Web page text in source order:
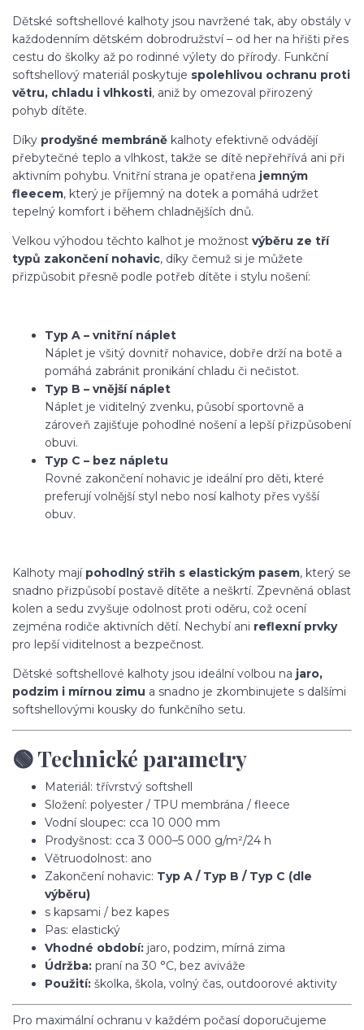
Dětské softshellové kalhoty jsou navržené tak, aby obstály v
každodenním dětském dobrodružství – od her na hřišti přes
cestu do školky až po rodinné výlety do přírody. Funkční
softshellový materiál poskytuje spolehlivou ochranu proti
větru, chladu i vlhkosti, aniž by omezoval přirozený
pohyb dítěte.
Díky prodyšné membráně kalhoty efektivně odvádějí
přebytečné teplo a vlhkost, takže se dítě nepřehřívá ani při
aktivním pohybu. Vnitřní strana je opatřena jemným
fleecem, který je příjemný na dotek a pomáhá udržet
tepelný komfort i během chladnějších dnů.
Velkou výhodou těchto kalhot je možnost výběru ze tří
typů zakončení nohavic, díky čemuž si je můžete
přizpůsobit přesně podle potřeb dítěte i stylu nošení:
Typ A – vnitřní náplet
Náplet je všitý dovnitř nohavice, dobře drží na botě a
pomáhá zabránit pronikání chladu či nečistot.
Typ B – vnější náplet
Náplet je viditelný zvenku, působí sportovně a
zároveň zajišťuje pohodlné nošení a lepší přizpůsobení
obuvi.
Typ C – bez nápletu
Rovné zakončení nohavic je ideální pro děti, které
preferují volnější styl nebo nosí kalhoty přes vyšší
obuv.
Kalhoty mají pohodlný střih s elastickým pasem, který se
snadno přizpůsobí postavě dítěte a neškrtí. Zpevněná oblast
kolen a sedu zvyšuje odolnost proti oděru, což ocení
zejména rodiče aktivních dětí. Nechybí ani reflexní prvky
pro lepší viditelnost a bezpečnost.
Dětské softshellové kalhoty jsou ideální volbou na jaro,
podzim i mírnou zimu a snadno je zkombinujete s dalšími
softshellovými kousky do funkčního setu.
🟢 Technické parametry
Materiál: třívrstvý softshell
Složení: polyester / TPU membrána / fleece
Vodní sloupec: cca 10 000 mm
Prodyšnost: cca 3 000–5 000 g/m²/24 h
Větruodolnost: ano
Zakončení nohavic: Typ A / Typ B / Typ C (dle
výběru)
s kapsami / bez kapes
Pas: elastický
Vhodné období: jaro, podzim, mírná zima
Údržba: praní na 30 °C, bez aviváže
Použití: školka, škola, volný čas, outdoorové aktivity
Pro maximální ochranu v každém počasí doporučujeme